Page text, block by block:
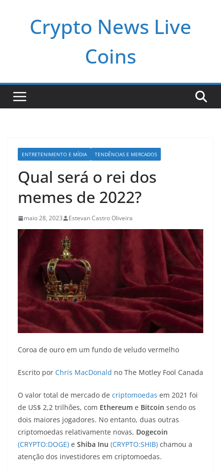
Crypto News Live
Coins
ENTRETENIMENTO E MÍDIA TENDÊNCIAS E MERCADOS
Qual será o rei dos
memes de 2022?
maio 28, 2023 Estevan Castro Oliveira
Coroa de ouro em um fundo de veludo vermelho
Escrito por Chris MacDonald no The Motley Fool Canada
O valor total de mercado de criptomoedas em 2021 foi
de US$ 2,2 trilhões, com Ethereum e Bitcoin sendo os
dois maiores jogadores. No entanto, duas outras
criptomoedas relativamente novas, Dogecoin
(CRYPTO:DOGE) e Shiba Inu (CRYPTO:SHIB) chamou a
atenção dos investidores em criptomoedas.